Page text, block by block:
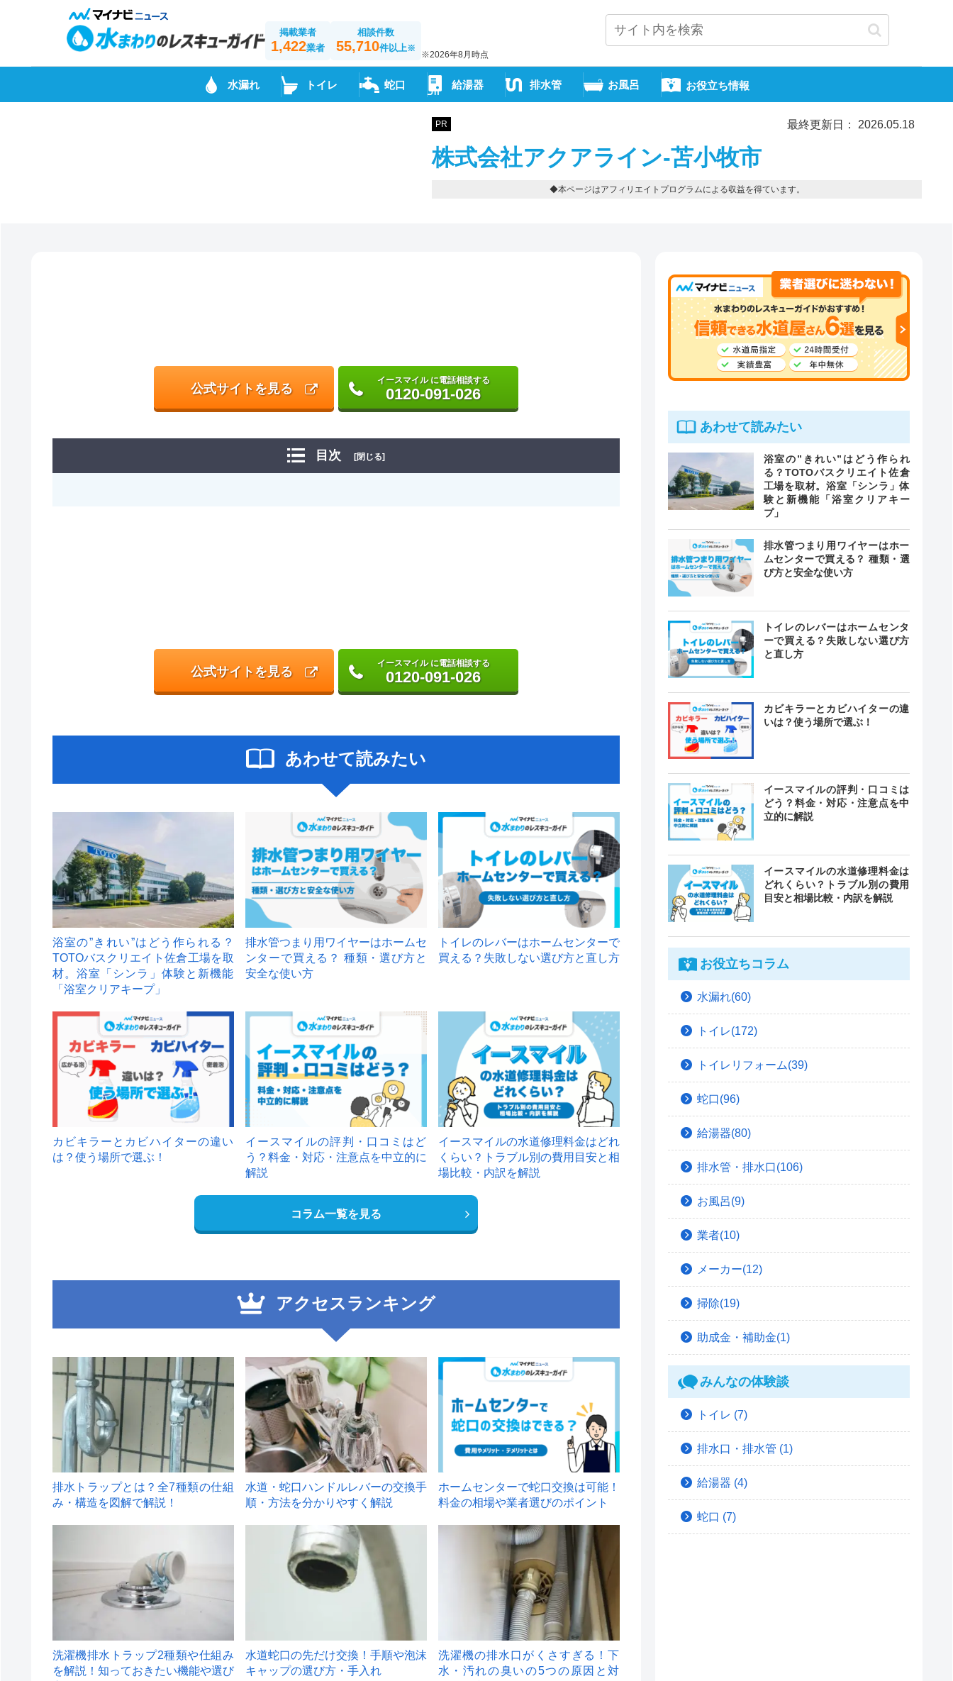
掲載業者
1,422業者
相談件数
55,710件以上※
※2026年8月時点
水漏れ トイレ 蛇口 給湯器 排水管 お風呂 お役立ち情報
PR 最終更新日： 2026.05.18
株式会社アクアライン-苫小牧市
◆本ページはアフィリエイトプログラムによる収益を得ています。
公式サイトを見る
イースマイル に電話相談する
0120-091-026
目次 [閉じる]
公式サイトを見る
イースマイル に電話相談する
0120-091-026
あわせて読みたい
浴室の”きれい”はどう作られる？
TOTOバスクリエイト佐倉工場を取
材。浴室「シンラ」体験と新機能
「浴室クリアキープ」
排水管つまり用ワイヤーはホームセ
ンターで買える？ 種類・選び方と
安全な使い方
トイレのレバーはホームセンターで
買える？失敗しない選び方と直し方
カビキラーとカビハイターの違い
は？使う場所で選ぶ！
イースマイルの評判・口コミはど
う？料金・対応・注意点を中立的に
解説
イースマイルの水道修理料金はどれ
くらい？トラブル別の費用目安と相
場比較・内訳を解説
コラム一覧を見る
アクセスランキング
1
排水トラップとは？全7種類の仕組
み・構造を図解で解説！
2
水道・蛇口ハンドルレバーの交換手
順・方法を分かりやすく解説
ホームセンターで蛇口交換は可能！
料金の相場や業者選びのポイント
洗濯機排水トラップ2種類や仕組み
を解説！知っておきたい機能や選び
水道蛇口の先だけ交換！手順や泡沫
キャップの選び方・手入れ
洗濯機の排水口がくさすぎる！下
水・汚れの臭いの5つの原因と対
あわせて読みたい
浴室の”きれい”はどう作られ
る？TOTOバスクリエイト佐倉
工場を取材。浴室「シンラ」体
験と新機能「浴室クリアキー
プ」
排水管つまり用ワイヤーはホー
ムセンターで買える？ 種類・選
び方と安全な使い方
トイレのレバーはホームセンタ
ーで買える？失敗しない選び方
と直し方
カビキラーとカビハイターの違
いは？使う場所で選ぶ！
イースマイルの評判・口コミは
どう？料金・対応・注意点を中
立的に解説
イースマイルの水道修理料金は
どれくらい？トラブル別の費用
目安と相場比較・内訳を解説
お役立ちコラム
水漏れ(60)
トイレ(172)
トイレリフォーム(39)
蛇口(96)
給湯器(80)
排水管・排水口(106)
お風呂(9)
業者(10)
メーカー(12)
掃除(19)
助成金・補助金(1)
みんなの体験談
トイレ (7)
排水口・排水管 (1)
給湯器 (4)
蛇口 (7)